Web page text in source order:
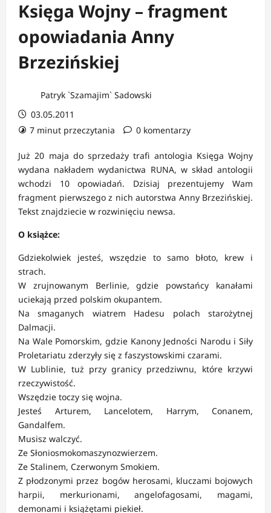
Księga Wojny – fragment
opowiadania Anny
Brzezińskiej
Patryk `Szamajim` Sadowski
03.05.2011
7 minut przeczytania
0 komentarzy
Już 20 maja do sprzedaży trafi antologia Księga Wojny
wydana nakładem wydanictwa RUNA, w skład antologii
wchodzi 10 opowiadań. Dzisiaj prezentujemy Wam
fragment pierwszego z nich autorstwa Anny Brzezińskiej.
Tekst znajdziecie w rozwinięciu newsa.
O książce:
Gdziekolwiek jesteś, wszędzie to samo błoto, krew i
strach.
W zrujnowanym Berlinie, gdzie powstańcy kanałami
uciekają przed polskim okupantem.
Na smaganych wiatrem Hadesu polach starożytnej
Dalmacji.
Na Wale Pomorskim, gdzie Kanony Jedności Narodu i Siły
Proletariatu zderzyły się z faszystowskimi czarami.
W Lublinie, tuż przy granicy przedziwnu, które krzywi
rzeczywistość.
Wszędzie toczy się wojna.
Jesteś Arturem, Lancelotem, Harrym, Conanem,
Gandalfem.
Musisz walczyć.
Ze Słoniosmokomaszynozwierzem.
Ze Stalinem, Czerwonym Smokiem.
Z płodzonymi przez bogów herosami, kluczami bojowych
harpii, merkurionami, angelofagosami, magami,
demonami i książętami piekieł.